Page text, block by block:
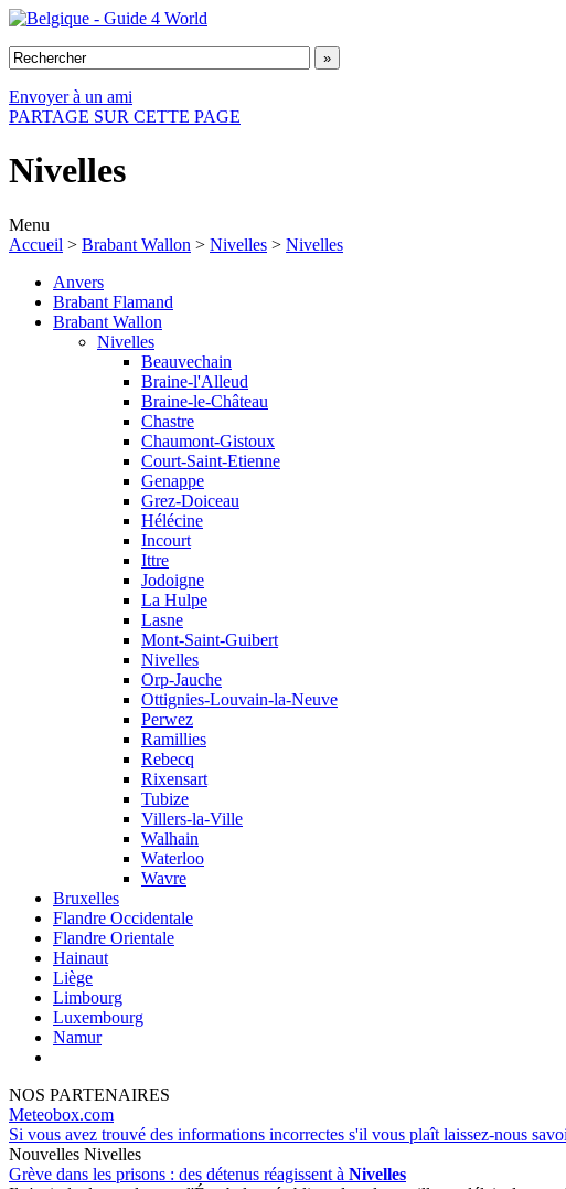
Envoyer à un ami
PARTAGE SUR CETTE PAGE
Nivelles
Menu
Accueil > Brabant Wallon > Nivelles > Nivelles
Anvers
Brabant Flamand
Brabant Wallon
Nivelles
Beauvechain
Braine-l'Alleud
Braine-le-Château
Chastre
Chaumont-Gistoux
Court-Saint-Etienne
Genappe
Grez-Doiceau
Hélécine
Incourt
Ittre
Jodoigne
La Hulpe
Lasne
Mont-Saint-Guibert
Nivelles
Orp-Jauche
Ottignies-Louvain-la-Neuve
Perwez
Ramillies
Rebecq
Rixensart
Tubize
Villers-la-Ville
Walhain
Waterloo
Wavre
Bruxelles
Flandre Occidentale
Flandre Orientale
Hainaut
Liège
Limbourg
Luxembourg
Namur
NOS PARTENAIRES
Meteobox.com
Si vous avez trouvé des informations incorrectes s'il vous plaît laissez-nous
Nouvelles Nivelles
Grève dans les prisons : des détenus réagissent à Nivelles